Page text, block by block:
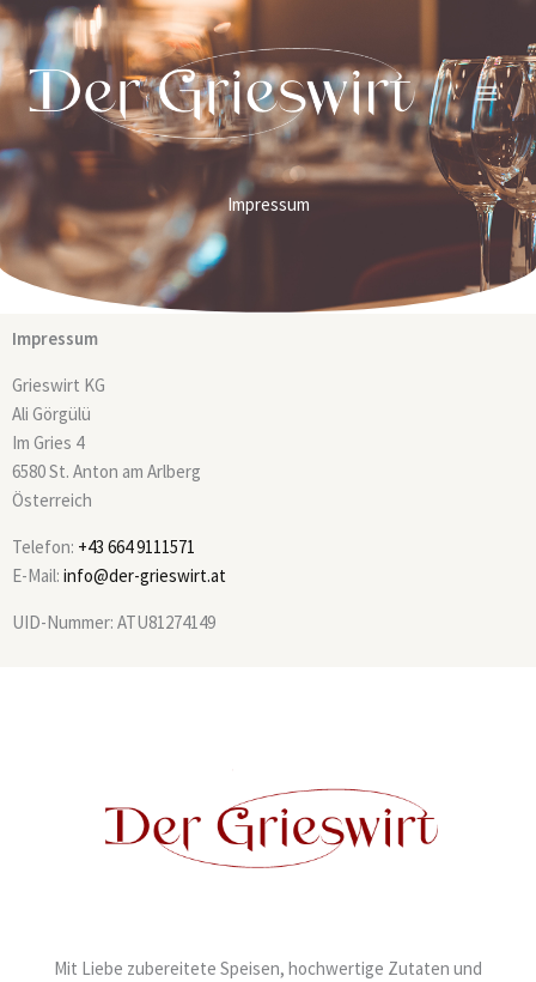
Skip
to
content
Impressum
Impressum
Grieswirt KG
Ali Görgülü
Im Gries 4
6580 St. Anton am Arlberg
Österreich
Telefon: +43 664 9111571
E-Mail: info@der-grieswirt.at
UID-Nummer: ATU81274149
Mit Liebe zubereitete Speisen, hochwertige Zutaten und